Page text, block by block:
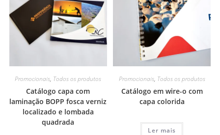
Promocionais, Todos os produtos
Catálogo capa com
laminação BOPP fosca verniz
localizado e lombada
quadrada
Promocionais, Todos os produtos
Catálogo em wire-o com
capa colorida
Ler mais